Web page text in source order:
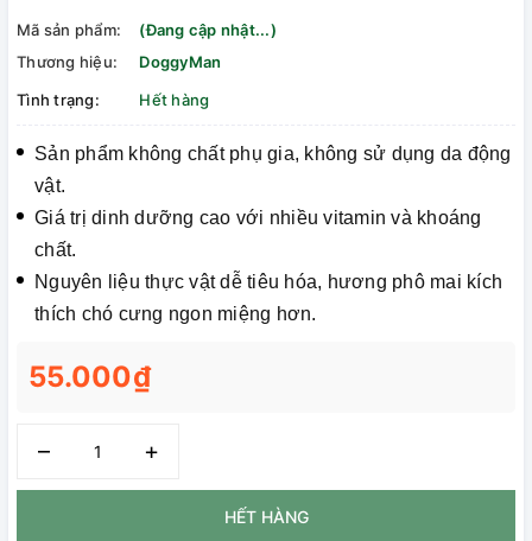
Mã sản phẩm:
(Đang cập nhật...)
Thương hiệu:
DoggyMan
Tình trạng:
Hết hàng
Sản phẩm không chất phụ gia, không sử dụng da động
vật.
Giá trị dinh dưỡng cao với nhiều vitamin và khoáng
chất.
Nguyên liệu thực vật dễ tiêu hóa, hương phô mai kích
thích chó cưng ngon miệng hơn.
55.000₫
– +
HẾT HÀNG